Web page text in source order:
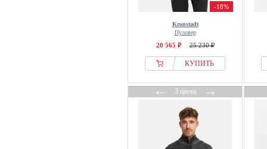
-18%
Kronstadt
Пуловер
20 565 ₽ 25 230 ₽
КУПИТЬ
←3 цвета→